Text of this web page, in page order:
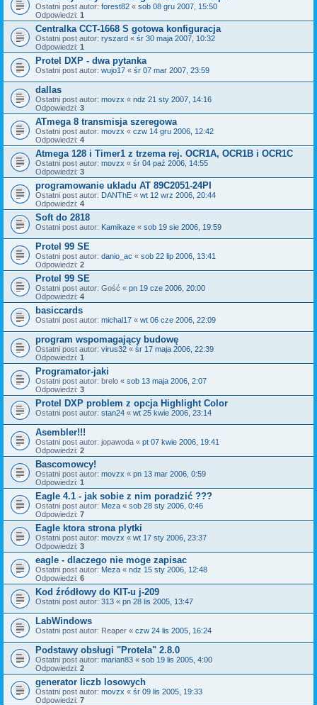
Ostatni post autor: forest82 « sob 08 gru 2007, 15:50
Odpowiedzi: 1
Centralka CCT-1668 S gotowa konfiguracja
Ostatni post autor: ryszard « śr 30 maja 2007, 10:32
Odpowiedzi: 1
Protel DXP - dwa pytanka
Ostatni post autor: wujo17 « śr 07 mar 2007, 23:59
dallas
Ostatni post autor: movzx « ndz 21 sty 2007, 14:16
Odpowiedzi: 3
ATmega 8 transmisja szeregowa
Ostatni post autor: movzx « czw 14 gru 2006, 12:42
Odpowiedzi: 4
Atmega 128 i Timer1 z trzema rej. OCR1A, OCR1B i OCR1C
Ostatni post autor: movzx « śr 04 paź 2006, 14:55
Odpowiedzi: 3
programowanie ukladu AT 89C2051-24PI
Ostatni post autor: DANThE « wt 12 wrz 2006, 20:44
Odpowiedzi: 4
Soft do 2818
Ostatni post autor: Kamikaze « sob 19 sie 2006, 19:59
Protel 99 SE
Ostatni post autor: danio_ac « sob 22 lip 2006, 13:41
Odpowiedzi: 2
Protel 99 SE
Ostatni post autor: Gość « pn 19 cze 2006, 20:00
Odpowiedzi: 4
basiccards
Ostatni post autor: michal17 « wt 06 cze 2006, 22:09
program wspomagający budowę
Ostatni post autor: virus32 « śr 17 maja 2006, 22:39
Odpowiedzi: 1
Programator-jaki
Ostatni post autor: brelo « sob 13 maja 2006, 2:07
Odpowiedzi: 3
Protel DXP problem z opcja Highlight Color
Ostatni post autor: stan24 « wt 25 kwie 2006, 23:14
Asembler!!!
Ostatni post autor: jopawoda « pt 07 kwie 2006, 19:41
Odpowiedzi: 2
Bascomowcy!
Ostatni post autor: movzx « pn 13 mar 2006, 0:59
Odpowiedzi: 1
Eagle 4.1 - jak sobie z nim poradzić ???
Ostatni post autor: Meza « sob 28 sty 2006, 0:46
Odpowiedzi: 7
Eagle ktora strona plytki
Ostatni post autor: movzx « wt 17 sty 2006, 23:37
Odpowiedzi: 3
eagle - dlaczego nie moge zapisac
Ostatni post autor: Meza « ndz 15 sty 2006, 12:48
Odpowiedzi: 6
Kod źródłowy do KIT-u j-209
Ostatni post autor: 313 « pn 28 lis 2005, 13:47
LabWindows
Ostatni post autor: Reaper « czw 24 lis 2005, 16:24
Podstawy obsługi "Protela" 2.8.0
Ostatni post autor: marian83 « sob 19 lis 2005, 4:00
Odpowiedzi: 2
generator liczb losowych
Ostatni post autor: movzx « śr 09 lis 2005, 19:33
Odpowiedzi: 7